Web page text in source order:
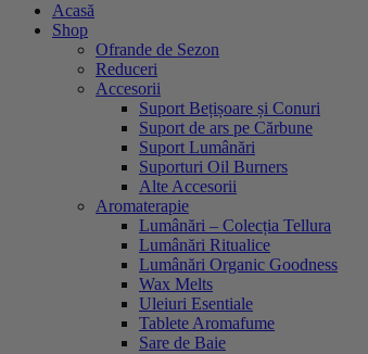
Acasă
Shop
Ofrande de Sezon
Reduceri
Accesorii
Suport Bețișoare și Conuri
Suport de ars pe Cărbune
Suport Lumânări
Suporturi Oil Burners
Alte Accesorii
Aromaterapie
Lumânări – Colecția Tellura
Lumânări Ritualice
Lumânări Organic Goodness
Wax Melts
Uleiuri Esentiale
Tablete Aromafume
Sare de Baie